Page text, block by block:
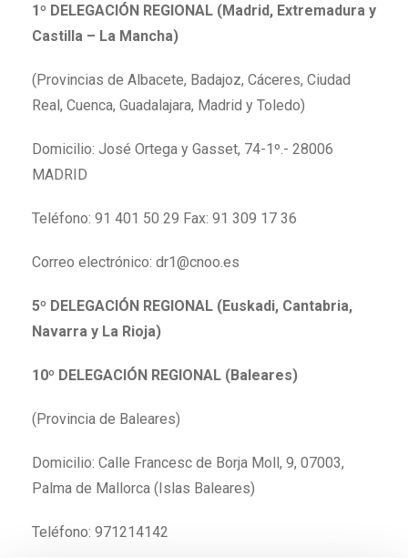
1º DELEGACIÓN REGIONAL (Madrid, Extremadura y
Castilla – La Mancha)
(Provincias de Albacete, Badajoz, Cáceres, Ciudad
Real, Cuenca, Guadalajara, Madrid y Toledo)
Domicilio: José Ortega y Gasset, 74-1º.- 28006
MADRID
Teléfono: 91 401 50 29 Fax: 91 309 17 36
Correo electrónico: dr1@cnoo.es
5º DELEGACIÓN REGIONAL (Euskadi, Cantabria,
Navarra y La Rioja)
10º DELEGACIÓN REGIONAL (Baleares)
(Provincia de Baleares)
Domicilio: Calle Francesc de Borja Moll, 9, 07003,
Palma de Mallorca (Islas Baleares)
Teléfono: 971214142